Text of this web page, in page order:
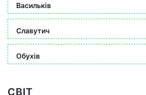
Васильків
Славутич
Обухів
СВІТ